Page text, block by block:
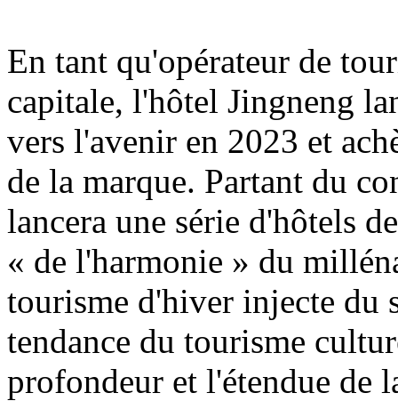
En tant qu'opérateur de
capitale, l'hôtel Jingneng
vers l'avenir en 2023 et
de la marque. Partant du
lancera une série d'hôtels
« de l'harmonie » du
tourisme d'hiver injecte du
tendance du tourisme
profondeur et l'étendue de